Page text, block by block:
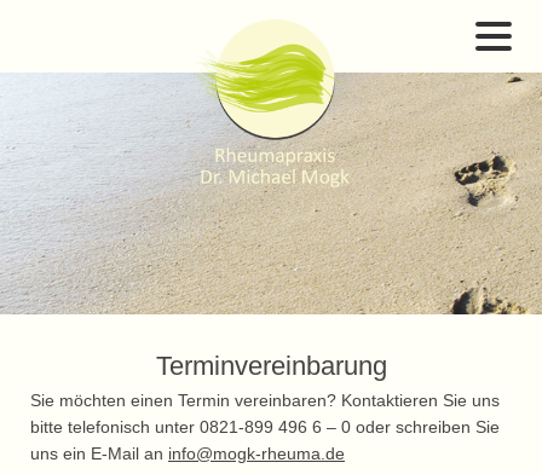
Terminvereinbarung
Sie möchten einen Termin vereinbaren? Kontaktieren Sie uns
bitte telefonisch unter 0821-899 496 6 – 0 oder schreiben Sie
uns ein E-Mail an info@mogk-rheuma.de